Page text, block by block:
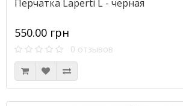
Перчатка Laperti L - черная
550.00 грн
0 отзывов